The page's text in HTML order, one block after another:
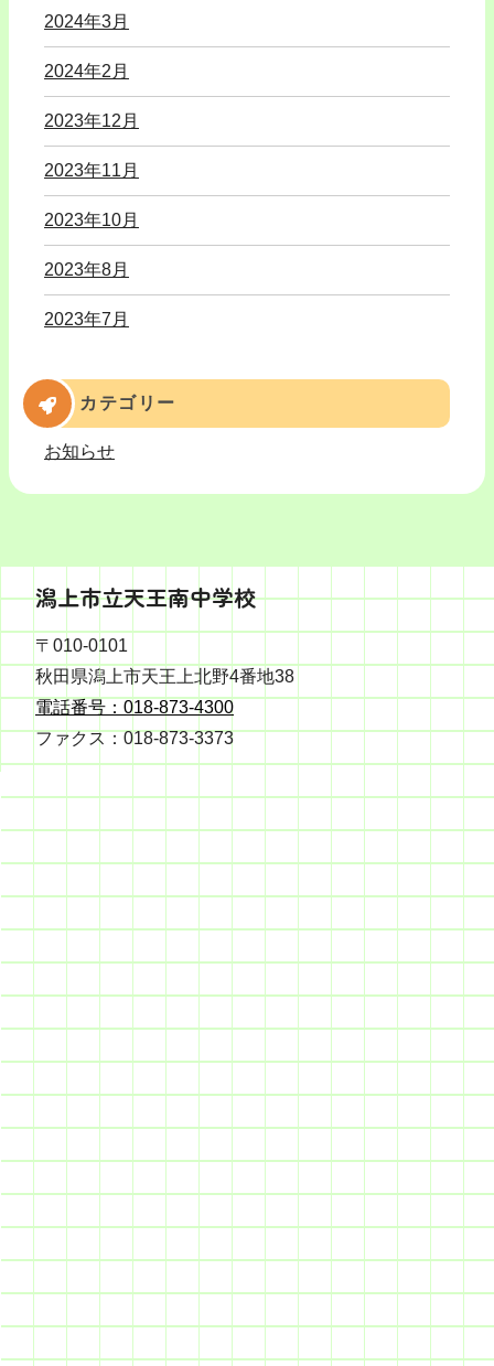
2024年3月
2024年2月
2023年12月
2023年11月
2023年10月
2023年8月
2023年7月
カテゴリー
お知らせ
潟上市立天王南中学校
〒010-0101
秋田県潟上市天王上北野4番地38
電話番号：018-873-4300
ファクス：018-873-3373